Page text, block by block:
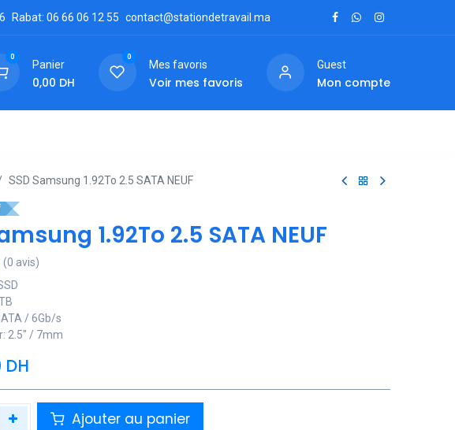
Rabat: 06 66 06 12 55 contact@stationdetravail.ma
0
Panier
0,00 DH
0
Mes favoris
Voir mes favoris
Guest
Mon compte
SSD Samsung 1.92To 2.5 SATA NEUF
1.92To 2.5 SATA NEUF
(0 avis)
/ 6Gb/s
2.5″ / 7mm
DH
Ajouter au panier